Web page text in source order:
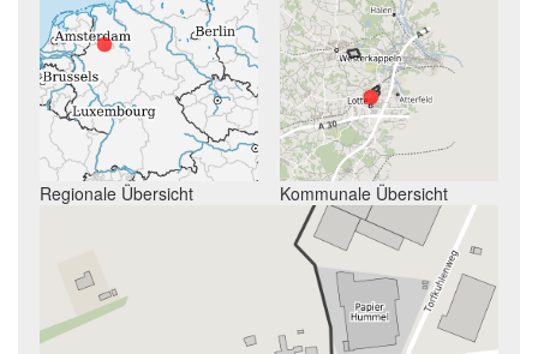
Regionale Übersicht Kommunale Übersicht